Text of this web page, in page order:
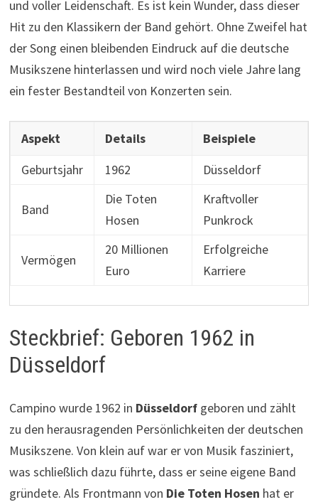
und voller Leidenschaft. Es ist kein Wunder, dass dieser
Hit zu den Klassikern der Band gehört. Ohne Zweifel hat
der Song einen bleibenden Eindruck auf die deutsche
Musikszene hinterlassen und wird noch viele Jahre lang
ein fester Bestandteil von Konzerten sein.
Aspekt Details
Beispiele
Geburtsjahr
1962 Düsseldorf
Band
Die Toten
Hosen
Kraftvoller
Punkrock
Vermögen
20 Millionen
Euro
Erfolgreiche
Karriere
Steckbrief: Geboren 1962 in
Düsseldorf
Campino wurde 1962 in Düsseldorfgeboren und zählt
zu den herausragenden Persönlichkeiten der deutschen
Musikszene. Von klein auf war er von Musik fasziniert,
was schließlich dazu führte, dass er seine eigene Band
gründete. Als Frontmann von Die Toten Hosen hat er